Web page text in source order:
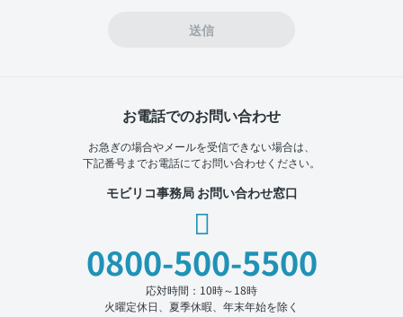
送信
お電話でのお問い合わせ
お急ぎの場合やメールを受信できない場合は、
下記番号までお電話にてお問い合わせください。
モビリコ事務局 お問い合わせ窓口
0800-500-5500
応対時間：10時～18時
火曜定休日、夏季休暇、年末年始を除く